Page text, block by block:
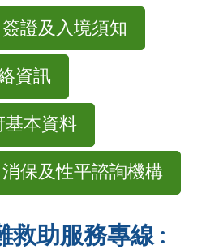
簽證及入境須知
資訊
基本資料
消保及性平諮詢機構
救助服務專線 :